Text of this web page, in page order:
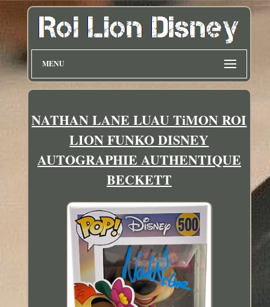
MENU
NATHAN LANE LUAU TiMON ROI
LION FUNKO DISNEY
AUTOGRAPHIE AUTHENTIQUE
BECKETT